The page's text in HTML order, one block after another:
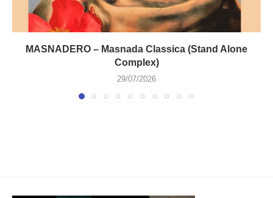
MASNADERO – Masnada Classica (Stand Alone
Complex)
29/07/2026